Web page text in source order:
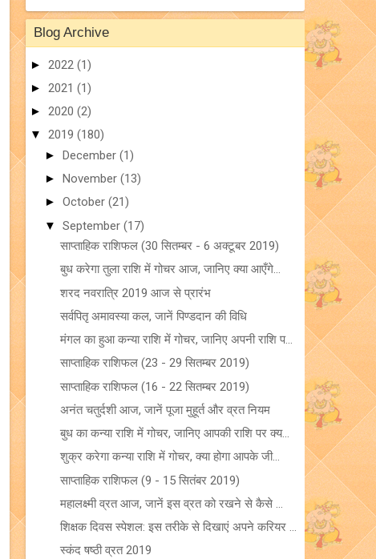
Blog Archive
► 2022 (1)
► 2021 (1)
► 2020 (2)
▼ 2019 (180)
► December (1)
► November (13)
► October (21)
▼ September (17)
साप्ताहिक राशिफल (30 सितम्बर - 6 अक्टूबर 2019)
बुध करेगा तुला राशि में गोचर आज, जानिए क्या आएँगे...
शरद नवरात्रि 2019 आज से प्रारंभ
सर्वपितृ अमावस्या कल, जानें पिण्डदान की विधि
मंगल का हुआ कन्या राशि में गोचर, जानिए अपनी राशि प...
साप्ताहिक राशिफल (23 - 29 सितम्बर 2019)
साप्ताहिक राशिफल (16 - 22 सितम्बर 2019)
अनंत चतुर्दशी आज, जानें पूजा मुहूर्त और व्रत नियम
बुध का कन्या राशि में गोचर, जानिए आपकी राशि पर क्य...
शुक्र करेगा कन्या राशि में गोचर, क्या होगा आपके जी...
साप्ताहिक राशिफल (9 - 15 सितंबर 2019)
महालक्ष्मी व्रत आज, जानें इस व्रत को रखने से कैसे ...
शिक्षक दिवस स्पेशल: इस तरीके से दिखाएं अपने करियर ...
स्कंद षष्ठी व्रत 2019